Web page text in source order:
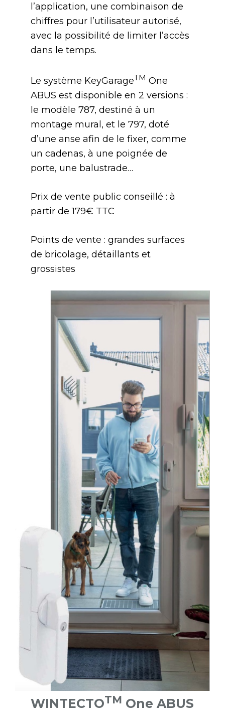
l’application, une combinaison de
chiffres pour l’utilisateur autorisé,
avec la possibilité de limiter l’accès
dans le temps.
Le système KeyGarageTM One
ABUS est disponible en 2 versions :
le modèle 787, destiné à un
montage mural, et le 797, doté
d’une anse afin de le fixer, comme
un cadenas, à une poignée de
porte, une balustrade…
Prix de vente public conseillé : à
partir de 179€ TTC
Points de vente : grandes surfaces
de bricolage, détaillants et
grossistes
WINTECTOTM One ABUS